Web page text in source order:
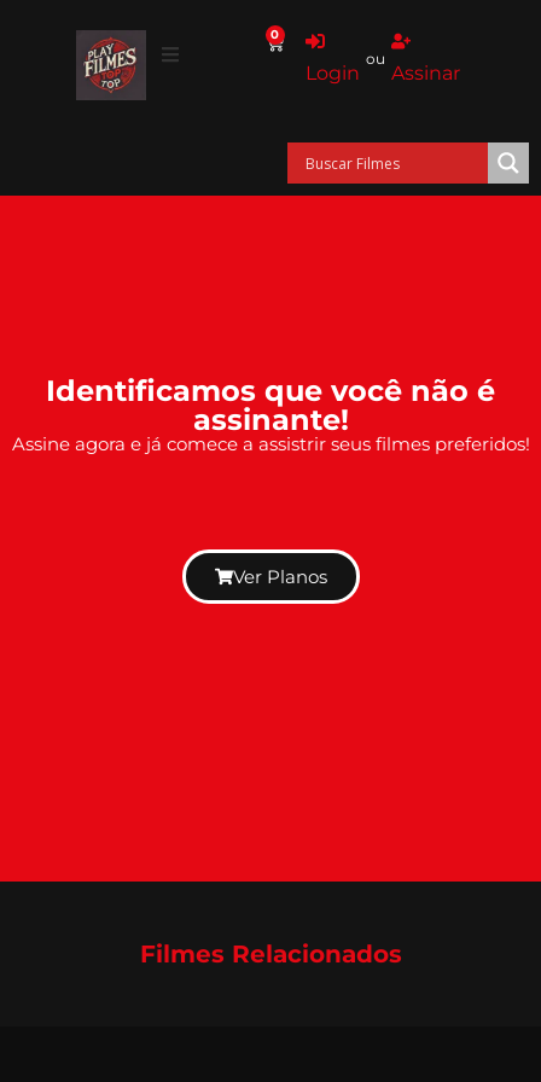
0
Login
ou
Assinar
Identificamos que você não é
assinante!
Assine agora e já comece a assistrir seus filmes preferidos!
Ver Planos
Filmes Relacionados